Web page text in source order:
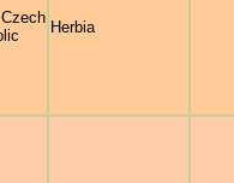
Herbia